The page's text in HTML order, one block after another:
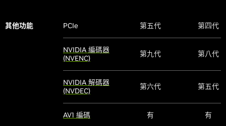
其他功能 PCIe 第五代 第四代
NVIDIA 編碼器
(NVENC)
第九代 第八代
NVIDIA 解碼器
(NVDEC)
第六代 第五代
AV1 編碼 有 有